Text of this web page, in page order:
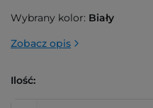
Wybrany kolor: Biały
Zobacz opis
Ilość: